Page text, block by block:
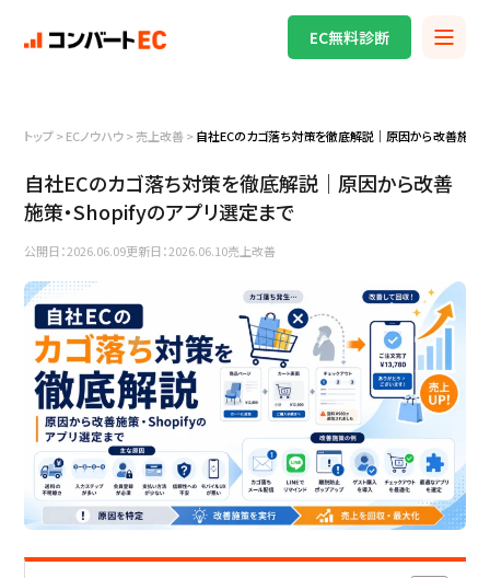
EC無料診断
トップ> ECノウハウ> 売上改善 > 自社ECのカゴ落ち対策を徹底解説｜原因から改善施策
自社ECのカゴ落ち対策を徹底解説｜原因から改善
施策・Shopifyのアプリ選定まで
公開日：2026.06.09更新日：2026.06.10売上改善